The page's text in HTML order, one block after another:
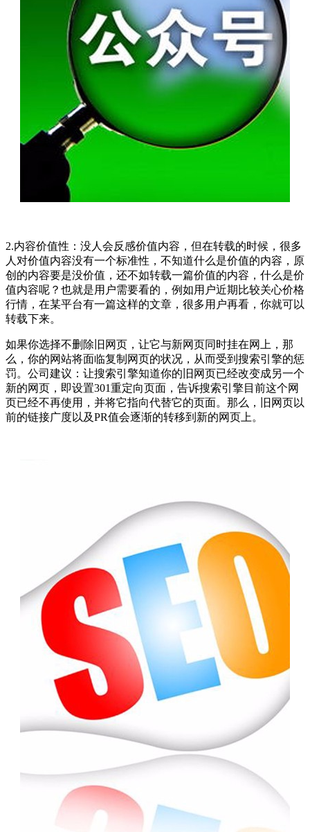
2.内容价值性：没人会反感价值内容，但在转载的时候，很多
人对价值内容没有一个标准性，不知道什么是价值的内容，原
创的内容要是没价值，还不如转载一篇价值的内容，什么是价
值内容呢？也就是用户需要看的，例如用户近期比较关心价格
行情，在某平台有一篇这样的文章，很多用户再看，你就可以
转载下来。
如果你选择不删除旧网页，让它与新网页同时挂在网上，那
么，你的网站将面临复制网页的状况，从而受到搜索引擎的惩
罚。公司建议：让搜索引擎知道你的旧网页已经改变成另一个
新的网页，即设置301重定向页面，告诉搜索引擎目前这个网
页已经不再使用，并将它指向代替它的页面。那么，旧网页以
前的链接广度以及PR值会逐渐的转移到新的网页上。